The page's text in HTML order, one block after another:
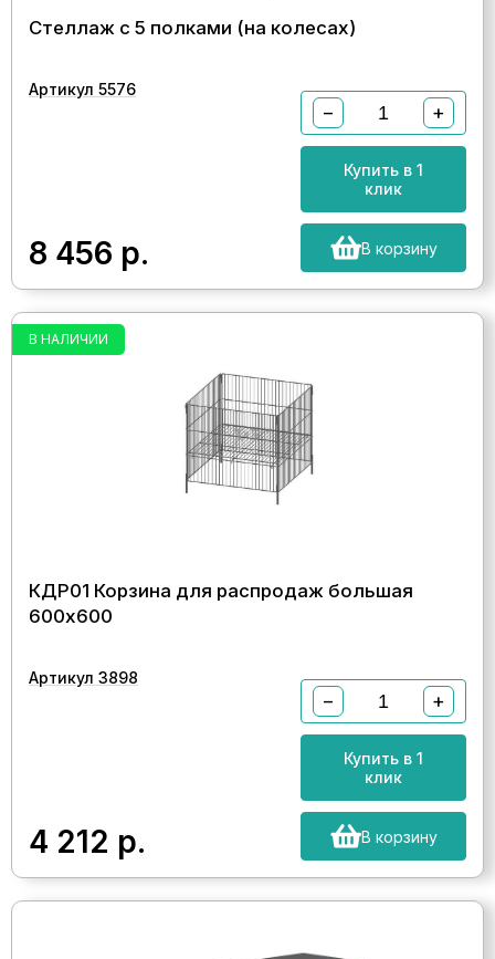
Стеллаж с 5 полками (на колесах)
Артикул 5576
8 456 р.
− +
Купить в 1
клик
В корзину
В НАЛИЧИИ
КДР01 Корзина для распродаж большая
600х600
Артикул 3898
4 212 р.
− +
Купить в 1
клик
В корзину